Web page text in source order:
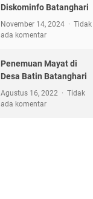
Diskominfo Batanghari
November 14, 2024
Tidak
ada komentar
Penemuan Mayat di
Desa Batin Batanghari
Agustus 16, 2022
Tidak
ada komentar